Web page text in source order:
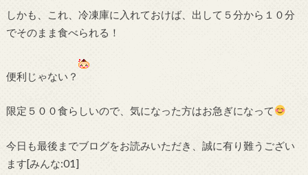
しかも、これ、冷凍庫に入れておけば、出して５分から１０分
でそのまま食べられる！
便利じゃない？
限定５００食らしいので、気になった方はお急ぎになって
今日も最後までブログをお読みいただき、誠に有り難うござい
ます[みんな:01]